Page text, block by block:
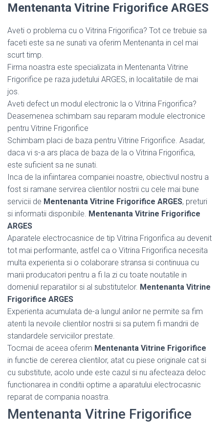
Mentenanta Vitrine Frigorifice ARGES
Aveti o problema cu o Vitrina Frigorifica? Tot ce trebuie sa
faceti este sa ne sunati va oferim Mentenanta in cel mai
scurt timp.
Firma noastra este specializata in Mentenanta Vitrine
Frigorifice pe raza judetului ARGES, in localitatiile de mai
jos.
Aveti defect un modul electronic la o Vitrina Frigorifica?
Deasemenea schimbam sau reparam module electronice
pentru Vitrine Frigorifice
Schimbam placi de baza pentru Vitrine Frigorifice. Asadar,
daca vi s-a ars placa de baza de la o Vitrina Frigorifica,
este suficient sa ne sunati.
Inca de la infiintarea companiei noastre, obiectivul nostru a
fost si ramane servirea clientilor nostrii cu cele mai bune
servicii de Mentenanta Vitrine Frigorifice ARGES, preturi
si informatii disponibile. Mentenanta Vitrine Frigorifice
ARGES
Aparatele electrocasnice de tip Vitrina Frigorifica au devenit
tot mai performante, astfel ca o Vitrina Frigorifica necesita
multa experienta si o colaborare stransa si continuua cu
marii producatori pentru a fi la zi cu toate noutatile in
domeniul reparatiilor si al substitutelor. Mentenanta Vitrine
Frigorifice ARGES
Experienta acumulata de-a lungul anilor ne permite sa fim
atenti la nevoile clientilor nostrii si sa putem fi mandrii de
standardele serviciilor prestate.
Tocmai de aceea oferim Mentenanta Vitrine Frigorifice
in functie de cererea clientilor, atat cu piese originale cat si
cu substitute, acolo unde este cazul si nu afecteaza deloc
functionarea in conditii optime a aparatului electrocasnic
reparat de compania noastra.
Mentenanta Vitrine Frigorifice